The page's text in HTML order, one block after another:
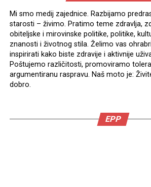
Mi smo medij zajednice. Razbijamo
starosti – živimo. Pratimo teme zdravlja,
obiteljske i mirovinske politike, politike,
znanosti i životnog stila. Želimo vas
inspirirati kako biste zdravije i aktivnije
Poštujemo različitosti, promoviramo
argumentiranu raspravu. Naš moto je:
dobro.
EPP